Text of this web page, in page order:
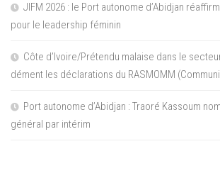
JIFM 2026 : le Port autonome d’Abidjan
pour le leadership féminin
Côte d’Ivoire/Prétendu malaise dans le
dément les déclarations du RASMOMM
Port autonome d’Abidjan : Traoré Kassoum
général par intérim